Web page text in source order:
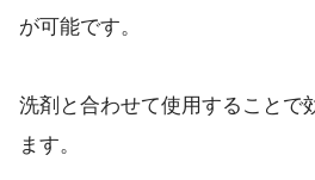
が可能です。
洗剤と合わせて使用することで
ます。